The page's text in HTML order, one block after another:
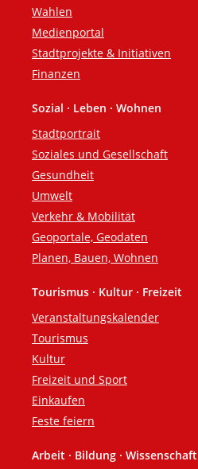
Wahlen
Medienportal
Stadtprojekte & Initiativen
Finanzen
Sozial · Leben · Wohnen
Stadtportrait
Soziales und Gesellschaft
Gesundheit
Umwelt
Verkehr & Mobilität
Geoportale, Geodaten
Planen, Bauen, Wohnen
Tourismus · Kultur · Freizeit
Veranstaltungskalender
Tourismus
Kultur
Freizeit und Sport
Einkaufen
Feste feiern
Arbeit · Bildung · Wissenschaft